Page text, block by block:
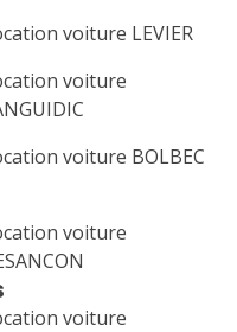
voiture LEVIER
voiture
voiture BOLBEC
voiture
voiture